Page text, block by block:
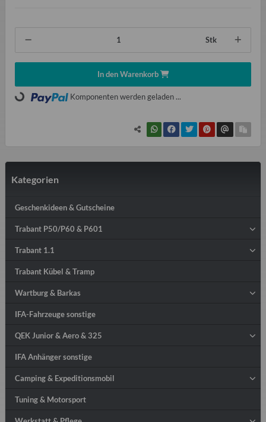
Stk
In den Warenkorb
Loading... Komponenten werden geladen ...
Kategorien
Geschenkideen & Gutscheine
Trabant P50/P60 & P601
Trabant 1.1
Trabant Kübel & Tramp
Wartburg & Barkas
IFA-Fahrzeuge sonstige
QEK Junior & Aero & 325
IFA Anhänger sonstige
Camping & Expeditionsmobil
Tuning & Motorsport